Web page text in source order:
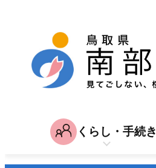
くらし・手続き
子育て・教育